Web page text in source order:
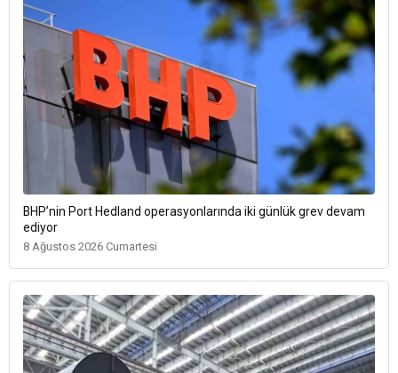
BHP’nin Port Hedland operasyonlarında iki günlük grev devam
ediyor
8 Ağustos 2026 Cumartesi